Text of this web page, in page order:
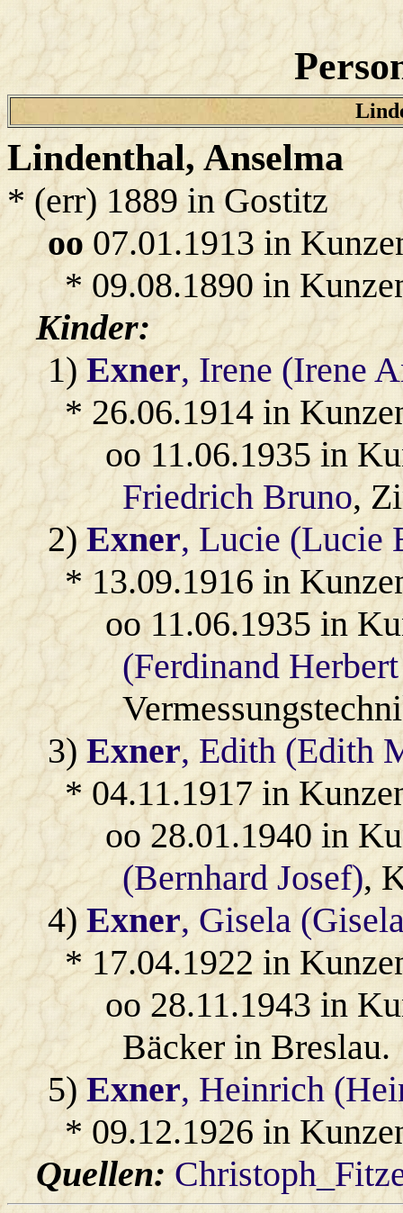
Lindenthal, Anselma
* (err) 1889 in Gostitz
oo07.01.1913 in
* 09.08.1890 in
Kinder:
1)Exner, Irene (Irene
* 26.06.1914 in
oo 11.06.1935 in
Friedrich Bruno,
2)Exner, Lucie (Lucie
* 13.09.1916 in
oo 11.06.1935 in
(Ferdinand
3)Exner, Edith (Edith
* 04.11.1917 in
oo 28.01.1940 in
(Bernhard Josef),
4)Exner, Gisela
* 17.04.1922 in
oo 28.11.1943 in
Bäcker in Breslau.
5)Exner, Heinrich
* 09.12.1926 in
Quellen: